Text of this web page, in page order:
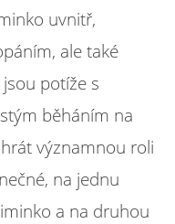
uvnitř,
ale také
potíže s
běháním na
významnou roli
na jednu
a na druhou